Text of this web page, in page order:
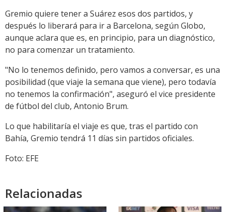
Gremio quiere tener a Suárez esos dos partidos, y
después lo liberará para ir a Barcelona, según Globo,
aunque aclara que es, en principio, para un diagnóstico,
no para comenzar un tratamiento.
"No lo tenemos definido, pero vamos a conversar, es una
posibilidad (que viaje la semana que viene), pero todavía
no tenemos la confirmación", aseguró el vice presidente
de fútbol del club, Antonio Brum.
Lo que habilitaría el viaje es que, tras el partido con
Bahía, Gremio tendrá 11 días sin partidos oficiales.
Foto: EFE
Relacionadas